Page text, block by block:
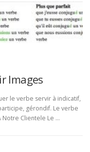
Images
le verbe servir à indicatif,
gérondif. Le verbe
Notre Clientele Le …